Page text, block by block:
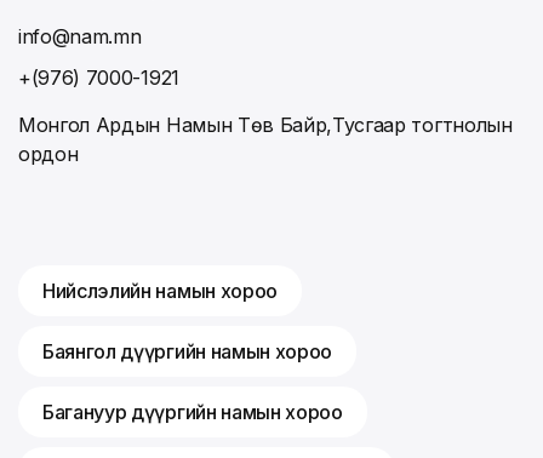
info@nam.mn
+(976) 7000-1921
Монгол Ардын Намын Төв Байр,Тусгаар тогтнолын
ордон
Нийслэлийн намын хороо
Баянгол дүүргийн намын хороо
Багануур дүүргийн намын хороо